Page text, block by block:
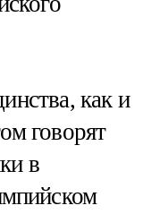
как и
говорят
в